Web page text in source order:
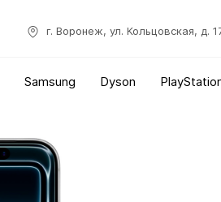
г. Воронеж, ул. Кольцовская, д.
Samsung Dyson